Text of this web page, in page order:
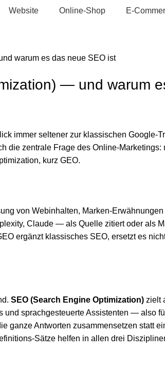
Website Online-Shop E-
warum es das neue SEO ist
— und warum
immer seltener zur klassischen Google-
die zentrale Frage des Online-
kurz GEO.
von Webinhalten, Marken-
Claude — als Quelle zitiert oder als
ergänzt klassisches SEO, ersetzt es
SEO (Search Engine Optimization) zielt
und sprachgesteuerte Assistenten — also
ganze Antworten zusammensetzen statt
Sätze helfen in allen drei